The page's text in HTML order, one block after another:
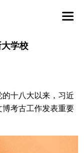
学校
十八大以来，习近
考古工作发表重要